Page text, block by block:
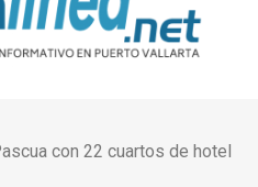
con 22 cuartos de hotel